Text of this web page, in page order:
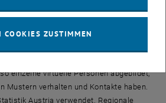
Mundschutzmasken gestohlen werden.
einzelne virtuelle Personen abgebildet,
Mustern verhalten und Kontakte haben.
Austria verwendet. Regionale
COOKIES ZUSTIMMEN